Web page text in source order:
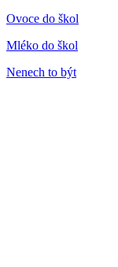
Ovoce do škol
Mléko do škol
Nenech to být